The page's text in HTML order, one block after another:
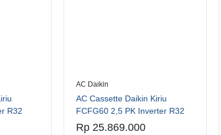
R32
AC Daikin
AC Cassette Daikin Kiriu
FCFG60 2,5 PK Inverter R32
Rp 25.869.000